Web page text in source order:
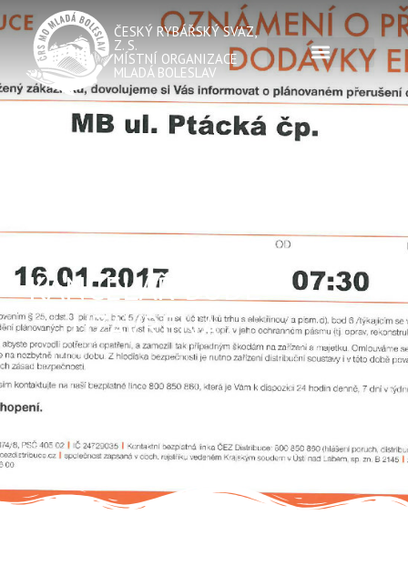
ČESKÝ RYBÁŘSKÝ SVAZ,
Z. S.
MÍSTNÍ ORGANIZACE
MLADÁ BOLESLAV
POZOR,
KANCELÁŘ BUDE
UZAVŘENA